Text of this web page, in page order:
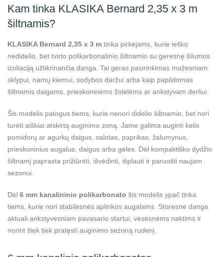
Kam tinka KLASIKA Bernard 2,35 x 3 m
šiltnamis?
KLASIKA Bernard 2,35 x 3 m tinka pirkėjams, kurie ieško
nedidelio, bet tvirto polikarbonatinio šiltnamio su geresnę šilumos
izoliaciją užtikrinančia danga. Tai geras pasirinkimas mažesniam
sklypui, namų kiemui, sodybos daržui arba kaip papildomas
šiltnamis daigams, prieskoninėms žolelėms ar ankstyvam derliui.
Šis modelis patogus tiems, kurie nenori didelio šiltnamio, bet nori
turėti aiškiai atskirtą auginimo zoną. Jame galima auginti kelis
pomidorų ar agurkų daigus, salotas, paprikas, žalumynus,
prieskoninius augalus, daigus arba gėles. Dėl kompaktiško dydžio
šiltnamį paprasta prižiūrėti, išvėdinti, išplauti ir paruošti naujam
sezonui.
Dėl 6 mm kanalininio polikarbonato šis modelis ypač tinka
tiems, kurie nori stabilesnės aplinkos augalams. Storesnė danga
aktuali ankstyvesniam pavasario startui, vėsesnėms naktims ir
norint šiek tiek pratęsti auginimo sezoną rudenį.